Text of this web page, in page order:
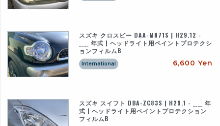
スズキ クロスビー DAA-MN71S | H29.12 -
____ 年式 | ヘッドライト用ペイントプロテクシ
ョンフィルムB
International 6,600 Yen
スズキ スイフト DBA-ZC83S | H29.1 - ____ 年
式 | ヘッドライト用ペイントプロテクション
フィルムB